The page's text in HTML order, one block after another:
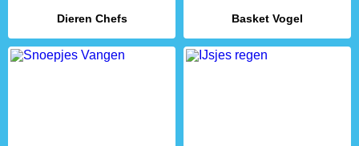
Dieren Chefs Basket Vogel